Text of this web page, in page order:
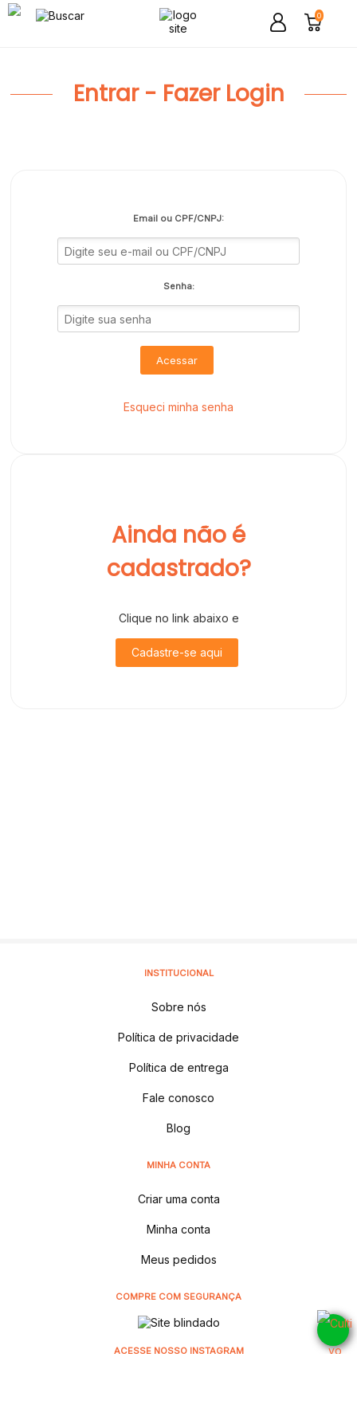
0
Entrar - Fazer Login
Email ou CPF/CNPJ:
Senha:
Acessar
Esqueci minha senha
Ainda não é
cadastrado?
Clique no link abaixo e
Cadastre-se aqui
INSTITUCIONAL
Sobre nós
Política de privacidade
Política de entrega
Fale conosco
Blog
MINHA CONTA
Criar uma conta
Minha conta
Meus pedidos
COMPRE COM SEGURANÇA
ACESSE NOSSO INSTAGRAM